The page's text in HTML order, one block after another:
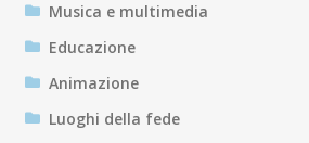
Musica e multimedia
Educazione
Animazione
Luoghi della fede